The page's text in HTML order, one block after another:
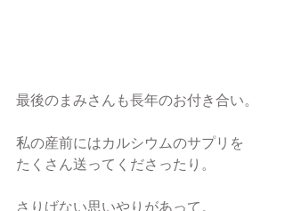
最後のまみさんも長年のお付き合い。
私の産前にはカルシウムのサプリを
たくさん送ってくださったり。
さりげない思いやりがあって。